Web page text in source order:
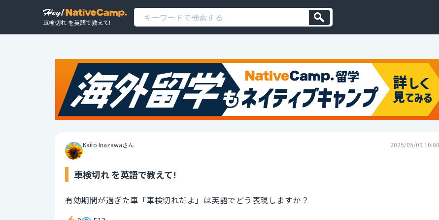
車検切れ を英語で教えて!
Kaito Inazawaさん 2025/05/09 10:00
車検切れ を英語で教えて!
有効期間が過ぎた車「車検切れだよ」は英語でどう表現しますか？